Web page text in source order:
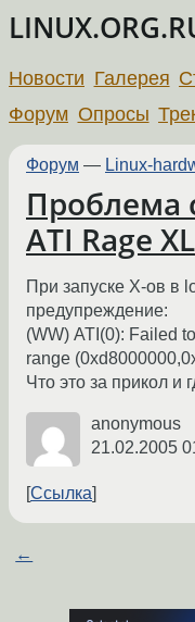
Новости Галерея
Форум Опросы
Форум — Linux-
Проблема
ATI Rage XL
При запуске Х-ов в
предупреждение:
(WW) ATI(0): Failed
range
Что это за прикол и
anonymous
21.02.2005
Ссылка
←